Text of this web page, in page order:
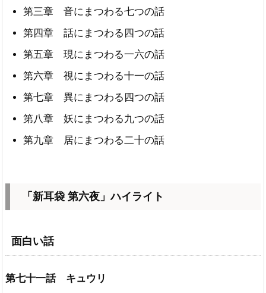
第三章 音にまつわる七つの話
第四章 話にまつわる四つの話
第五章 現にまつわる一六の話
第六章 視にまつわる十一の話
第七章 異にまつわる四つの話
第八章 妖にまつわる九つの話
第九章 居にまつわる二十の話
「新耳袋 第六夜」ハイライト
面白い話
第七十一話 キュウリ